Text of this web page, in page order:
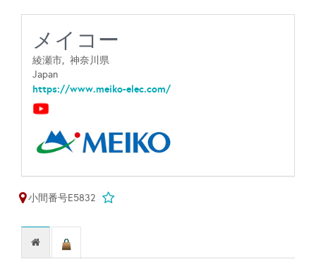
メイコー
綾瀬市, 神奈川県
Japan
https://www.meiko-elec.com/
小間番号E5832